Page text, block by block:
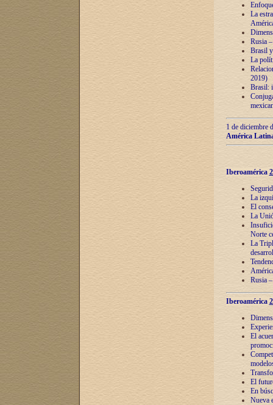
La
Rusia
Brasil
La
2019)
Brasil:
1 de diciembre
América
Iberoamérica
La
El
La
Norte
La
Rusia
Iberoamérica
El
El
En
Nueva